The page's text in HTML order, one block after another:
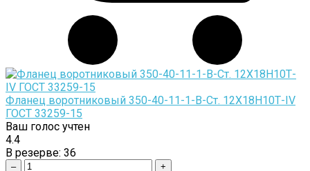
Фланец воротниковый 350-40-11-1-B-Cт. 12Х18Н10Т-IV
ГОСТ 33259-15
Ваш голос учтен
4.4
В резерве: 36
– +